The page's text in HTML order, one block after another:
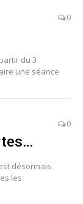
0
du 3
une séance
0
désormais
les